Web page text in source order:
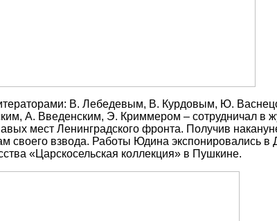
В. Лебедевым, В. Курдовым, Ю.
А. Введенским, Э. Криммером – сотрудничал в
мест Ленинградского фронта. Получив
своего взвода. Работы Юдина экспонировались
«Царскосельская коллекция» в Пушкине.